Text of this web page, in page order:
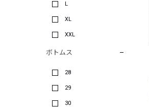
L
XL
XXL
ボトムス
28
29
30